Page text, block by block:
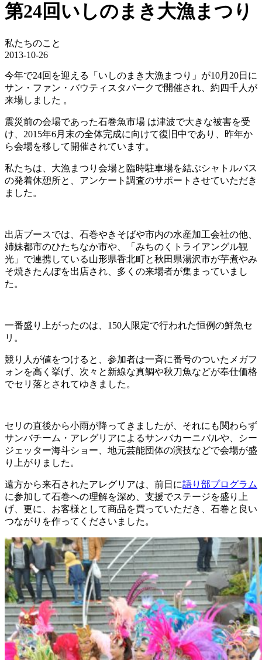
第24回いしのまき大漁まつり
私たちのこと
2013-10-26
今年で24回を迎える「いしのまき大漁まつり」が10月20日に
サン・ファン・バウティスタパークで開催され、約四千人が
来場しました 。
震災前の会場であった石巻魚市場 は津波で大きな被害を受
け、2015年6月末の全体完成に向けて復旧中であり、昨年か
ら会場を移して開催されています。
私たちは、大漁まつり会場と臨時駐車場を結ぶシャトルバス
の発着休憩所と、アンケート調査のサポートさせていただき
ました。
出店ブースでは、石巻やきそばや市内の水産加工会社の他、
姉妹都市のひたちなか市や、「みちのくトライアングル観
光」で連携している山形県香北町と秋田県湯沢市が芋煮やみ
そ焼きたんぽを出店され、多くの来場者が集まっていまし
た。
一番盛り上がったのは、150人限定で行われた恒例の鮮魚セ
リ。
競り人が値をつけると、参加者は一斉に番号のついたメガフ
ォンを高く挙げ、次々と新線な真鯛や秋刀魚などが奉仕価格
でセリ落とされてゆきました。
セリの直後から小雨が降ってきましたが、それにも関わらず
サンバチーム・アレグリアによるサンバカーニバルや、シー
ジェッター海斗ショー、地元芸能団体の演技などで会場が盛
り上がりました。
遠方から来石されたアレグリアは、前日に語り部プログラム
に参加して石巻への理解を深め、支援でステージを盛り上
げ、更に、お客様として商品を買っていただき、石巻と良い
つながりを作ってくださいました。